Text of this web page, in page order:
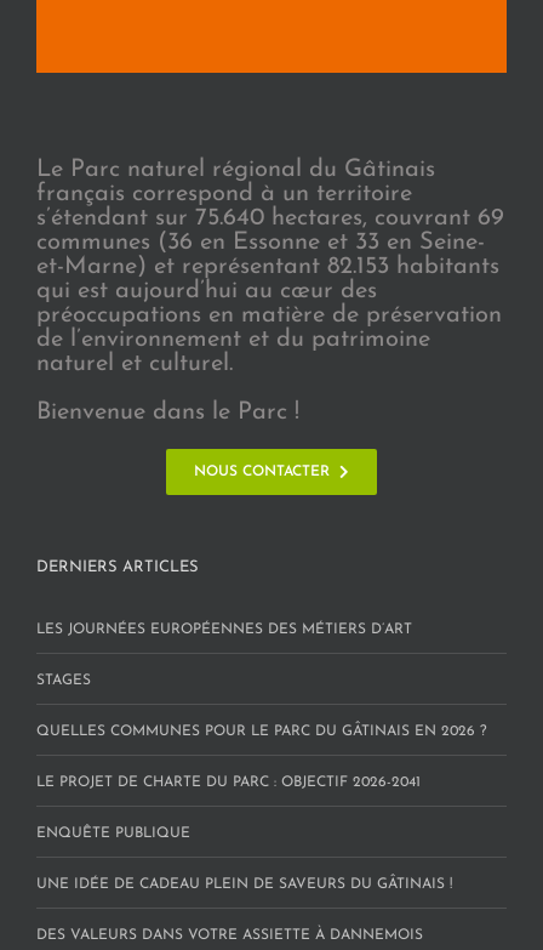
Le Parc naturel régional du Gâtinais
français correspond à un territoire
s’étendant sur 75.640 hectares, couvrant 69
communes (36 en Essonne et 33 en Seine-
et-Marne) et représentant 82.153 habitants
qui est aujourd’hui au cœur des
préoccupations en matière de préservation
de l’environnement et du patrimoine
naturel et culturel.
Bienvenue dans le Parc !
NOUS CONTACTER
DERNIERS ARTICLES
LES JOURNÉES EUROPÉENNES DES MÉTIERS D’ART
STAGES
QUELLES COMMUNES POUR LE PARC DU GÂTINAIS EN 2026 ?
LE PROJET DE CHARTE DU PARC : OBJECTIF 2026-2041
ENQUÊTE PUBLIQUE
UNE IDÉE DE CADEAU PLEIN DE SAVEURS DU GÂTINAIS !
DES VALEURS DANS VOTRE ASSIETTE À DANNEMOIS